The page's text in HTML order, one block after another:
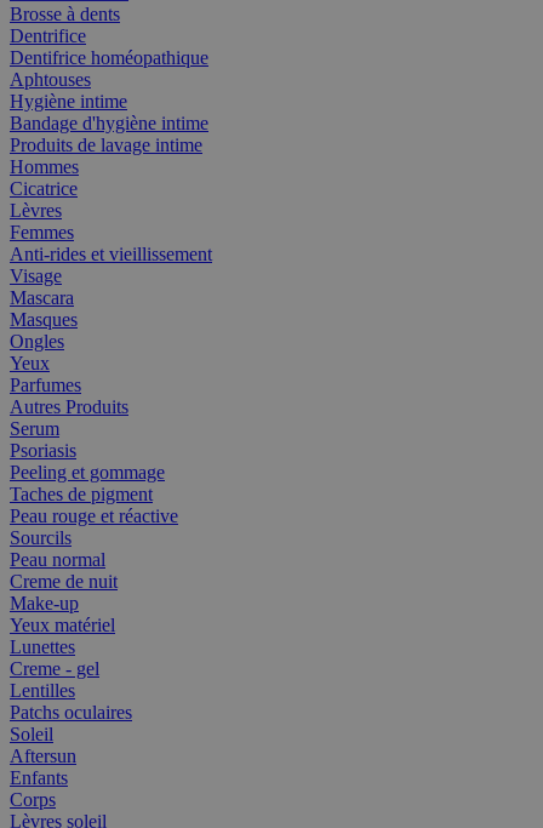
Brosse à dents
Dentrifice
Dentifrice homéopathique
Aphtouses
Hygiène intime
Bandage d'hygiène intime
Produits de lavage intime
Hommes
Cicatrice
Lèvres
Femmes
Anti-rides et vieillissement
Visage
Mascara
Masques
Ongles
Yeux
Parfumes
Autres Produits
Serum
Psoriasis
Peeling et gommage
Taches de pigment
Peau rouge et réactive
Sourcils
Peau normal
Creme de nuit
Make-up
Yeux matériel
Lunettes
Creme - gel
Lentilles
Patchs oculaires
Soleil
Aftersun
Enfants
Corps
Lèvres soleil